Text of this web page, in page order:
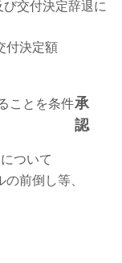
び交付決定辞退に
付決定額
ことを条件承
認
ついて
前倒し等、